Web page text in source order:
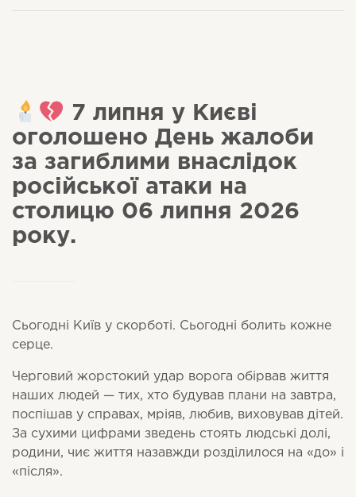
7 липня у Києві
оголошено День жалоби
за загиблими внаслідок
російської атаки на
столицю 06 липня 2026
року.
Сьогодні Київ у скорботі. Сьогодні болить кожне
серце.
Черговий жорстокий удар ворога обірвав життя
наших людей — тих, хто будував плани на завтра,
поспішав у справах, мріяв, любив, виховував дітей.
За сухими цифрами зведень стоять людські долі,
родини, чиє життя назавжди розділилося на «до» і
«після».